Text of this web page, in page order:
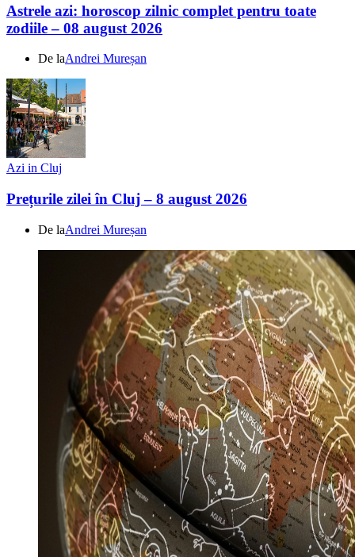
Astrele azi: horoscop zilnic complet pentru toate
zodiile – 08 august 2026
De laAndrei Mureșan
Azi in Cluj
Prețurile zilei în Cluj – 8 august 2026
De laAndrei Mureșan